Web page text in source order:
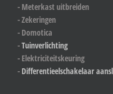
- Meterkast uitbreiden
- Zekeringen
- Domotica
-Tuinverlichting
- Elektriciteitskeuring
- Differentieelschakelaar